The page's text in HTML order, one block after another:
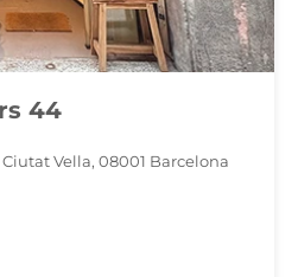
44
Vella, 08001 Barcelona